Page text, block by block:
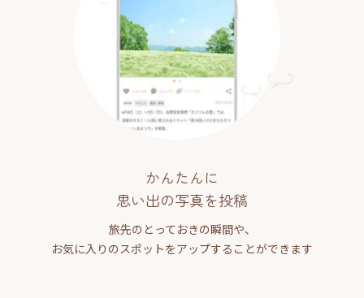
かんたんに
思い出の写真を投稿
旅先のとっておきの瞬間や、
お気に入りのスポットをアップすることができます